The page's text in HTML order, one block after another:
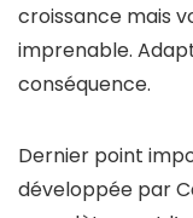
croissance mais
imprenable.
conséquence.
Dernier point
développée par